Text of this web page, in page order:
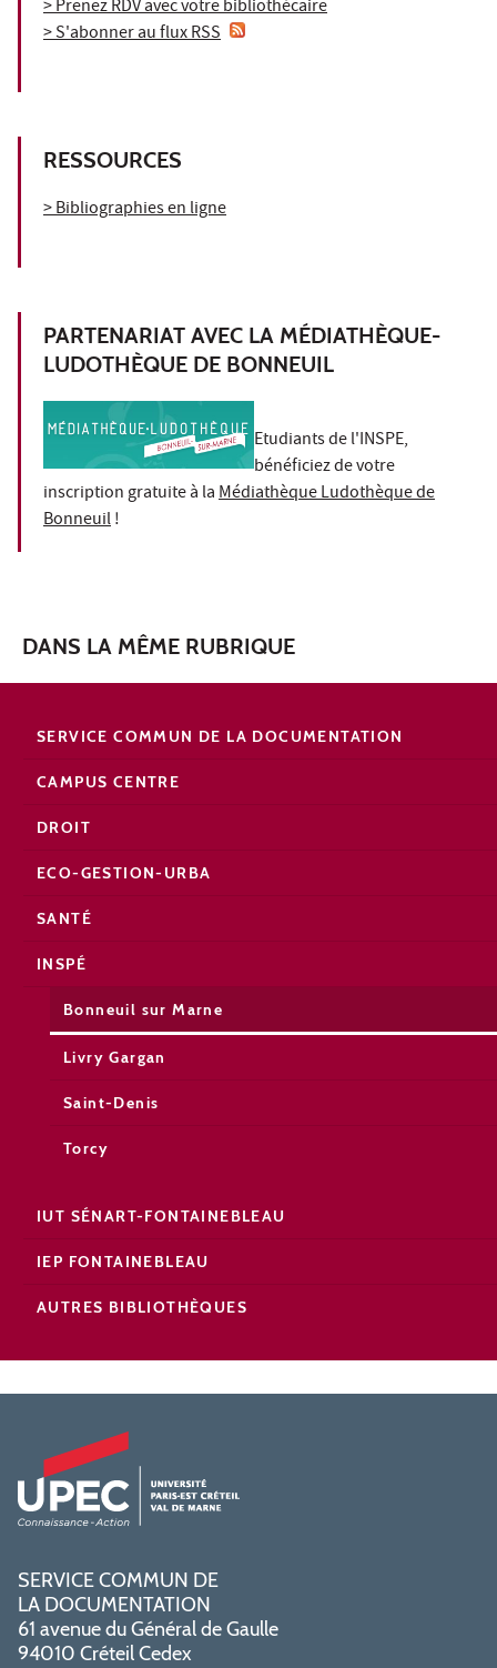
> Prenez RDV avec votre bibliothécaire
> S'abonner au flux RSS
RESSOURCES
> Bibliographies en ligne
PARTENARIAT AVEC LA MÉDIATHÈQUE-
LUDOTHÈQUE DE BONNEUIL
Etudiants de l'INSPE,
bénéficiez de votre
inscription gratuite à laMédiathèque Ludothèque de
Bonneuil!
DANS LA MÊME RUBRIQUE
SERVICE COMMUN DE LA DOCUMENTATION
CAMPUS CENTRE
DROIT
ECO-GESTION-URBA
SANTÉ
INSPÉ
Bonneuil sur Marne
Livry Gargan
Saint-Denis
Torcy
IUT SÉNART-FONTAINEBLEAU
IEP FONTAINEBLEAU
AUTRES BIBLIOTHÈQUES
SERVICE COMMUN DE
LA DOCUMENTATION
61 avenue du Général de Gaulle
94010 Créteil Cedex